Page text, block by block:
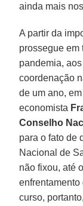
ainda mais
A partir da
prossegue em
pandemia,
coordenação
de um ano,
economista
Conselho
para o fato de
Nacional de
não fixou, até
curso,